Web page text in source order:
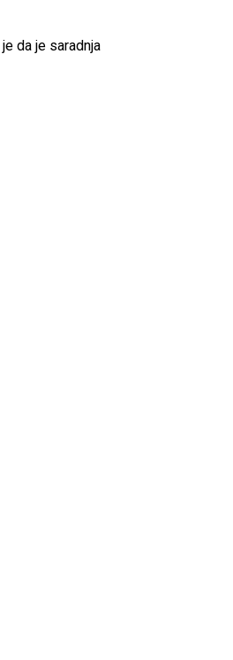
da je saradnja